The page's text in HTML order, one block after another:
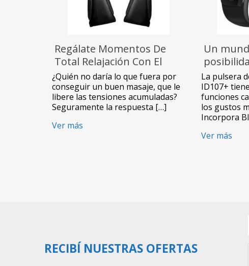
Regálate Momentos De
Total Relajación Con El
Masajeador Eléctrico De 8
Nodos De NewVision
¿Quién no daría lo que fuera por
conseguir un buen masaje, que le
libere las tensiones acumuladas?
Seguramente la respuesta […]
Ver más
Un
tu mano
La pulsera
ID107+
funciones
los gustos
Incorpora
Ver más
RECIBÍ NUESTRAS OFERTAS